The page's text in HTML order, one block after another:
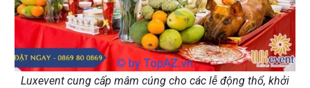
Luxevent cung cấp mâm cúng cho các lễ động thổ, khởi